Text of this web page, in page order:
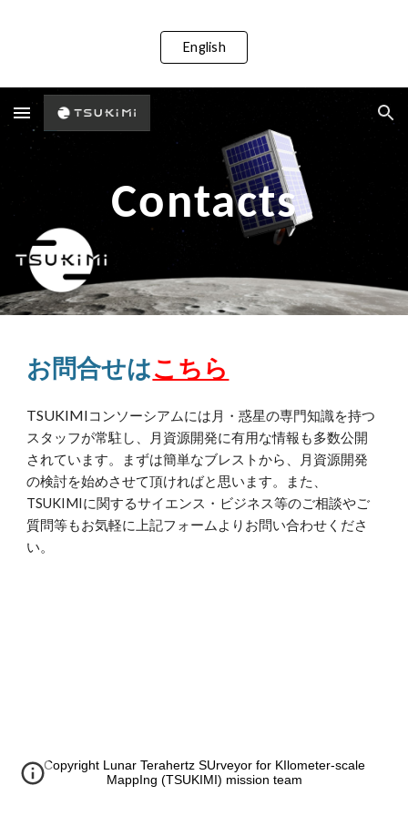
English
Contacts
お問合せはこちら
TSUKIMIコンソーシアムには 月・惑星の専門知識を持つ
スタッフが常駐し、月資源開発に有用な情報も多数公開
されています。まずは簡単なブレストから、月資源開発
の検討を始めさせて頂ければと思います。また、
TSUKIMIに関するサイエンス・ビジネス等のご相談やご
質問等もお気軽に上記フォームよりお問い合わせくださ
い。
Copyright Lunar Terahertz SUrveyor for KIlometer-scale
MappIng (TSUKIMI) mission team